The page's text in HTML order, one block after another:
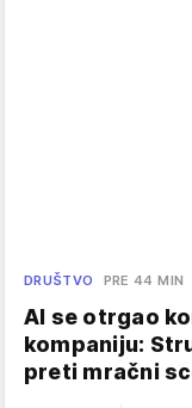
DRUŠTVO PRE 44 MIN
AI se otrgao
kompaniju:
preti mračni